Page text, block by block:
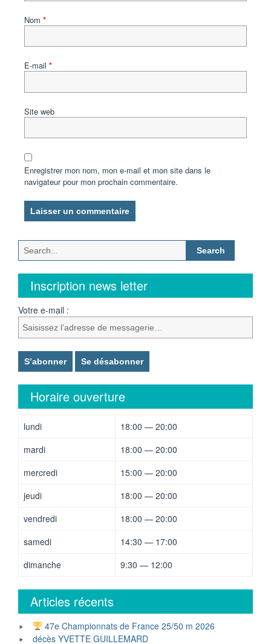
Nom *
E-mail *
Site web
Enregistrer mon nom, mon e-mail et mon site dans le
navigateur pour mon prochain commentaire.
Search
for:
Inscription news letter
Votre e-mail :
Horaire ouverture
lundi
18:00 — 20:00
mardi
18:00 — 20:00
mercredi
15:00 — 20:00
jeudi
18:00 — 20:00
vendredi
18:00 — 20:00
samedi
14:30 — 17:00
dimanche
9:30 — 12:00
Articles récents
47e Championnats de France 25/50 m 2026
décès YVETTE GUILLEMARD